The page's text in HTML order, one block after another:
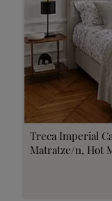
Treca Imperial
Matratze/n, Hot